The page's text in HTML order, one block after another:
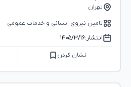
تهران
تامین نیروی انسانی و خدمات عمومی
انتشار:۱۴۰۵/۳/۱۶
نشان کردن